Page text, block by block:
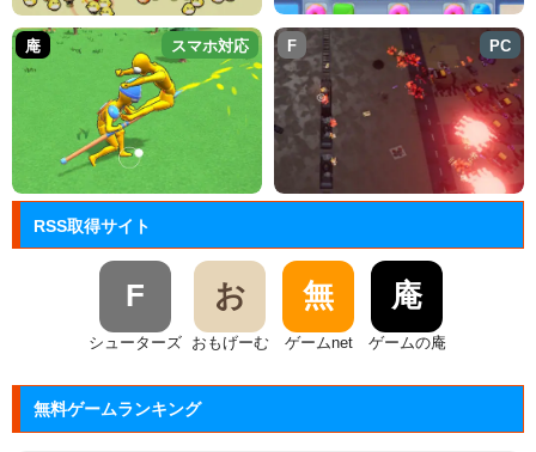
庵 スマホ対応 F PC
RSS取得サイト
F
シューターズ
お
おもげーむ
無
ゲームnet
庵
ゲームの庵
無料ゲームランキング